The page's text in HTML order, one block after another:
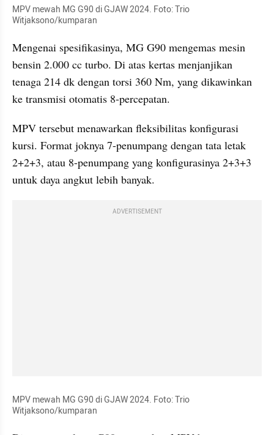
MPV mewah MG G90 di GJAW 2024. Foto: Trio
Witjaksono/kumparan
Mengenai spesifikasinya, MG G90 mengemas mesin
bensin 2.000 cc turbo. Di atas kertas menjanjikan
tenaga 214 dk dengan torsi 360 Nm, yang dikawinkan
ke transmisi otomatis 8-percepatan.
MPV tersebut menawarkan fleksibilitas konfigurasi
kursi. Format joknya 7-penumpang dengan tata letak
2+2+3, atau 8-penumpang yang konfigurasinya 2+3+3
untuk daya angkut lebih banyak.
ADVERTISEMENT
MPV mewah MG G90 di GJAW 2024. Foto: Trio
Witjaksono/kumparan